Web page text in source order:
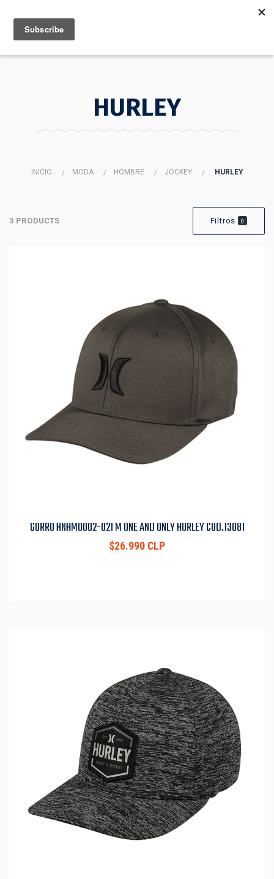
MENU
HURLEY
INICIO MODA HOMBRE JOCKEY HURLEY
3 PRODUCTS Filtros 0
GORRO HNHM0002-021 M ONE AND ONLY HURLEY COD.13081
$26.990 CLP